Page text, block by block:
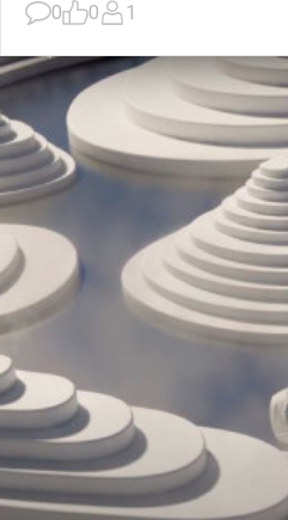
0 0 1